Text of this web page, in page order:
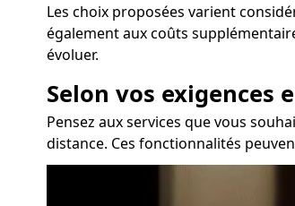
Les choix proposées varient
également aux coûts
évoluer.
Selon vos
Pensez aux services que vous
distance. Ces fonctionnalités